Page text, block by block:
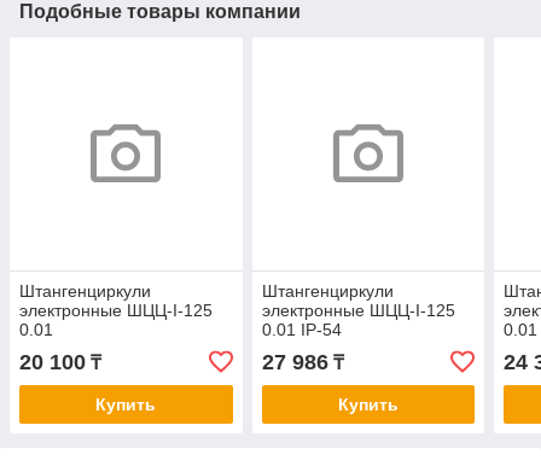
Подобные товары компании
Штангенциркули
электронные ШЦЦ-I-125
0.01
20 100 ₸
Купить
Штангенциркули
электронные ШЦЦ-I-125
0.01 IP-54
27 986₸
Купить
0.01
24